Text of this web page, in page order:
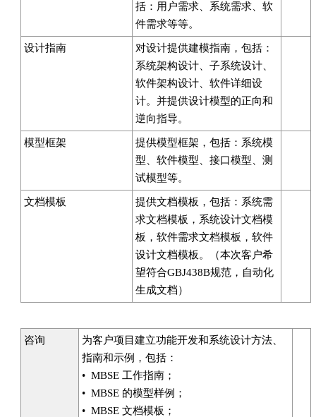
括：用户需求、系统需求、软
件需求等等。
设计指南
对设计提供建模指南，包括：
系统架构设计、子系统设计、
软件架构设计、软件详细设
计。并提供设计模型的正向和
逆向指导。
模型框架
提供模型框架，包括：系统模
型、软件模型、接口模型、测
试模型等。
文档模板
提供文档模板，包括：系统需
求文档模板，系统设计文档模
板，软件需求文档模板，软件
设计文档模板。（本次客户希
望符合GBJ438B规范，自动化
生成文档）
咨询
为客户项目建立功能开发和系统设计方法、
指南和示例，包括：
• MBSE 工作指南；
• MBSE 的模型样例；
• MBSE 文档模板；